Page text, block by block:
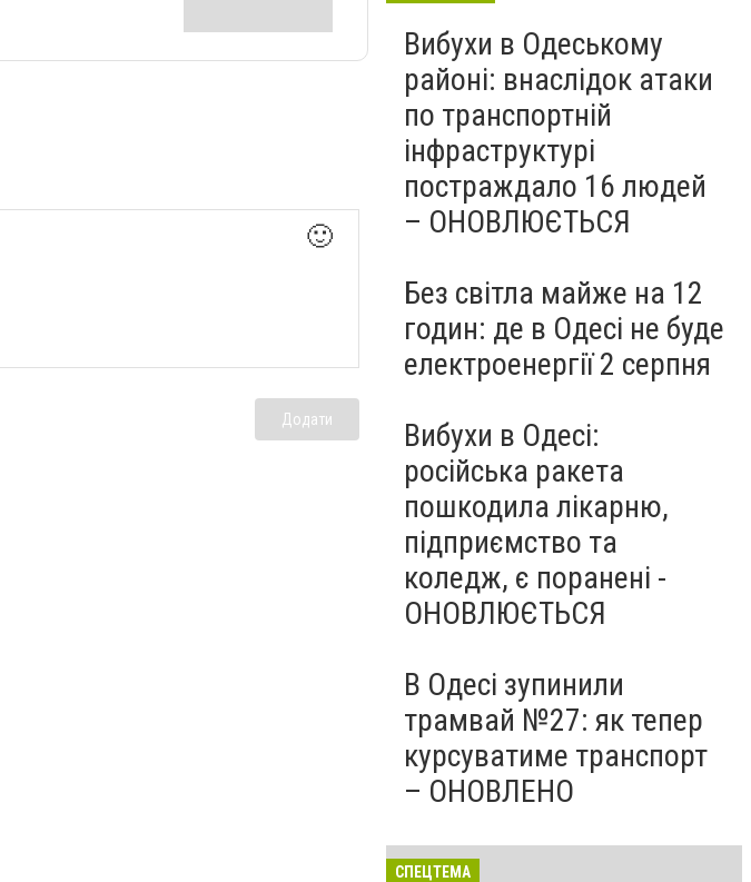
🙂
Додати
Вибухи в Одеському
районі: внаслідок атаки
по транспортній
інфраструктурі
постраждало 16 людей
– ОНОВЛЮЄТЬСЯ
Без світла майже на 12
годин: де в Одесі не буде
електроенергії 2 серпня
Вибухи в Одесі:
російська ракета
пошкодила лікарню,
підприємство та
коледж, є поранені -
ОНОВЛЮЄТЬСЯ
В Одесі зупинили
трамвай №27: як тепер
курсуватиме транспорт
– ОНОВЛЕНО
СПЕЦТЕМА